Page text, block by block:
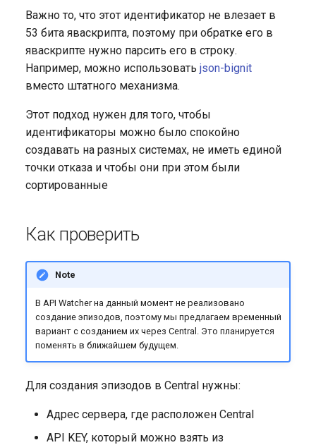
Важно то, что этот идентификатор не влезает в
53 бита яваскрипта, поэтому при обратке его в
яваскрипте нужно парсить его в строку.
Например, можно использовать json-bignit
вместо штатного механизма.
Этот подход нужен для того, чтобы
идентификаторы можно было спокойно
создавать на разных системах, не иметь единой
точки отказа и чтобы они при этом были
сортированные
Как проверить
Note
В API Watcher на данный момент не реализовано
создание эпизодов, поэтому мы предлагаем временный
вариант с созданием их через Central. Это планируется
поменять в ближайшем будущем.
Для создания эпизодов в Central нужны:
Адрес сервера, где расположен Central
API KEY, который можно взять из